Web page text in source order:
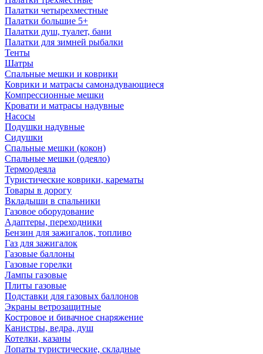
Палатки четырехместные
Палатки большие 5+
Палатки душ, туалет, бани
Палатки для зимней рыбалки
Тенты
Шатры
Спальные мешки и коврики
Коврики и матрасы самонадувающиеся
Компрессионные мешки
Кровати и матрасы надувные
Насосы
Подушки надувные
Сидушки
Спальные мешки (кокон)
Спальные мешки (одеяло)
Термоодеяла
Туристические коврики, карематы
Товары в дорогу
Вкладыши в спальники
Газовое оборудование
Адаптеры, переходники
Бензин для зажигалок, топливо
Газ для зажигалок
Газовые баллоны
Газовые горелки
Лампы газовые
Плиты газовые
Подставки для газовых баллонов
Экраны ветрозащитные
Костровое и бивачное снаряжение
Канистры, ведра, душ
Котелки, казаны
Лопаты туристические, складные